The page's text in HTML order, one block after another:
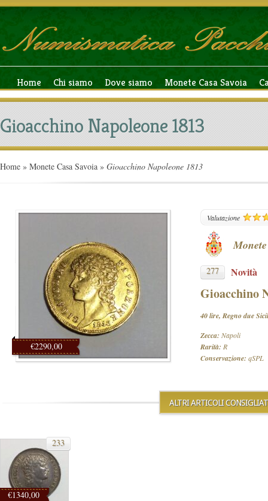
Home Chi siamo Dove siamo Monete Casa Savoia
Gioacchino Napoleone 1813
Home » Monete Casa Savoia » Gioacchino Napoleone 1813
€2290,00
Valutazione
277 Novità
Gioacchino
40 lire, Regno due
Zecca: Napoli
Rarità: R
Conservazione: qSPL
ALTRI ARTICOLI
€1340,00
233